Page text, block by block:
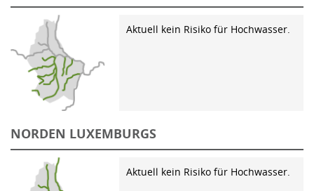
Aktuell kein Risiko für Hochwasser.
NORDEN LUXEMBURGS
Aktuell kein Risiko für Hochwasser.